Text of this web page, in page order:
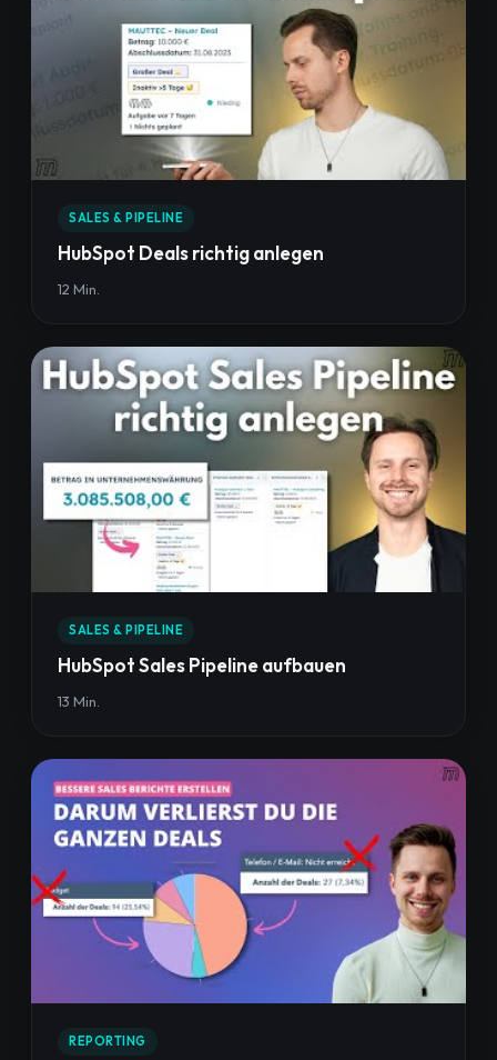
SALES & PIPELINE
HubSpot Deals richtig anlegen
12 Min.
SALES & PIPELINE
HubSpot Sales Pipeline aufbauen
13 Min.
REPORTING